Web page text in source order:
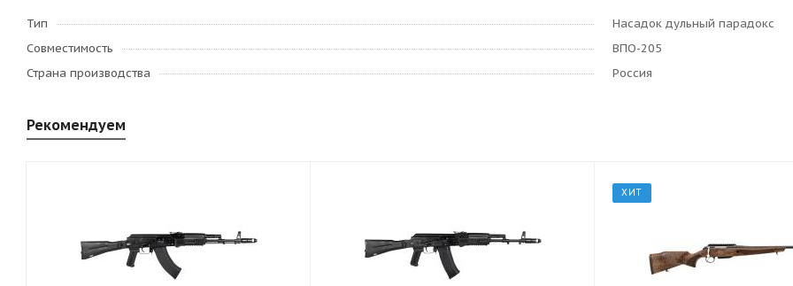
Тип
Насадок дульный парадокс
Совместимость
ВПО-205
Страна производства
Россия
Рекомендуем
ХИТ